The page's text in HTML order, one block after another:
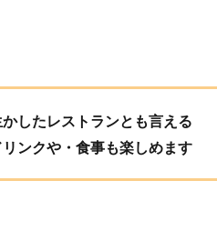
したレストランとも言える
ンクや・食事も楽しめます